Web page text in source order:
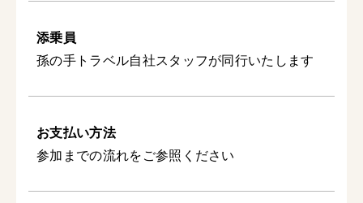
添乗員
孫の手トラベル自社スタッフが同行いたします
お支払い方法
参加までの流れをご参照ください